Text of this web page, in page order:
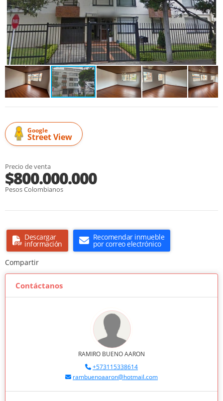
Google
Street View
Precio de venta
$800.000.000
Pesos Colombianos
Descargar
información
Recomendar inmueble
por correo electrónico
Compartir
Contáctanos
RAMIRO BUENO AARON
+573115338614
rambuenoaaron@hotmail.com